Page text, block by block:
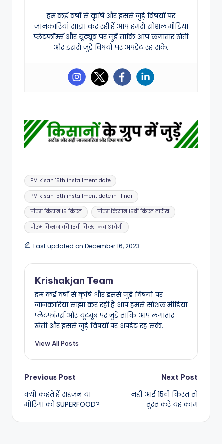
हम कई वर्षों से कृषि और इससे जुड़े विषयों पर
जानकारियां साझा कर रही हैं आप हमसे सोशल मीडिया
प्लेटफॉर्म्स और यूट्यूब पर जुड़ें ताकि आप लगातार खेती
और इससे जुड़े विषयों पर अपडेट रह सकें.
Tags:
PM kisan 15th installment date
PM kisan 15th installment date in Hindi
पीएम किसान 15 किस्त पीएम किसान 15वीं किस्त तारीख
पीएम किसान की 15वीं किस्त कब आयेगी
Last updated on December 16, 2023
Krishakjan Team
हम कई वर्षों से कृषि और इससे जुड़े विषयों पर
जानकारियां साझा कर रही हैं आप हमसे सोशल मीडिया
प्लेटफॉर्म्स और यूट्यूब पर जुड़ें ताकि आप लगातार
खेती और इससे जुड़े विषयों पर अपडेट रह सकें.
View All Posts
Post
navigation
Previous Post
क्यों कहते हैं सहजन या
मोरिंगा को SUPERFOOD?
Next Post
नहीं आई 15वीं किस्त तो
तुरंत करें यह काम